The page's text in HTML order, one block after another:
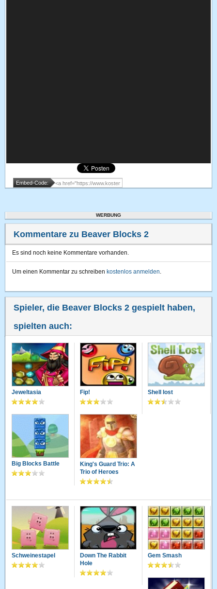
Embed-Code:
WERBUNG
Kommentare zu Beaver Blocks 2
Es sind noch keine Kommentare vorhanden.
Um einen Kommentar zu schreiben kostenlos anmelden.
Spieler, die Beaver Blocks 2 gespielt haben,
spielten auch:
Jeweltasia Fip! Shell lost
Big Blocks Battle
King's Guard Trio: A
Trio of Heroes
Schweinestapel
Down The Rabbit
Hole
Gem Smash